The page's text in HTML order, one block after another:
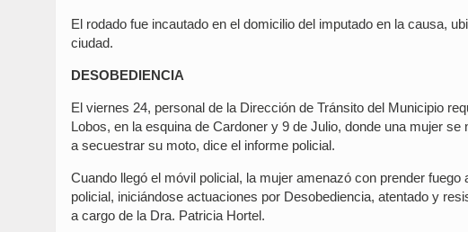
El rodado fue incautado en el domicilio del imputado en la causa,
ciudad.
DESOBEDIENCIA
El viernes 24, personal de la Dirección de Tránsito del Municipio
Lobos, en la esquina de Cardoner y 9 de Julio, donde una mujer
a secuestrar su moto, dice el informe policial.
Cuando llegó el móvil policial, la mujer amenazó con prender
policial, iniciándose actuaciones por Desobediencia, atentado y
a cargo de la Dra. Patricia Hortel.